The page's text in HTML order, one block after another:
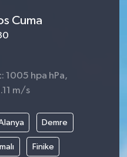
Cuma
1005 hpa hPa,
m/s
Demre
Finike